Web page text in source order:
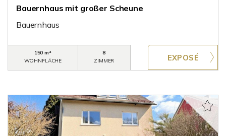
Bauernhaus mit großer Scheune
Bauernhaus
150 m²
WOHNFLÄCHE
8
ZIMMER